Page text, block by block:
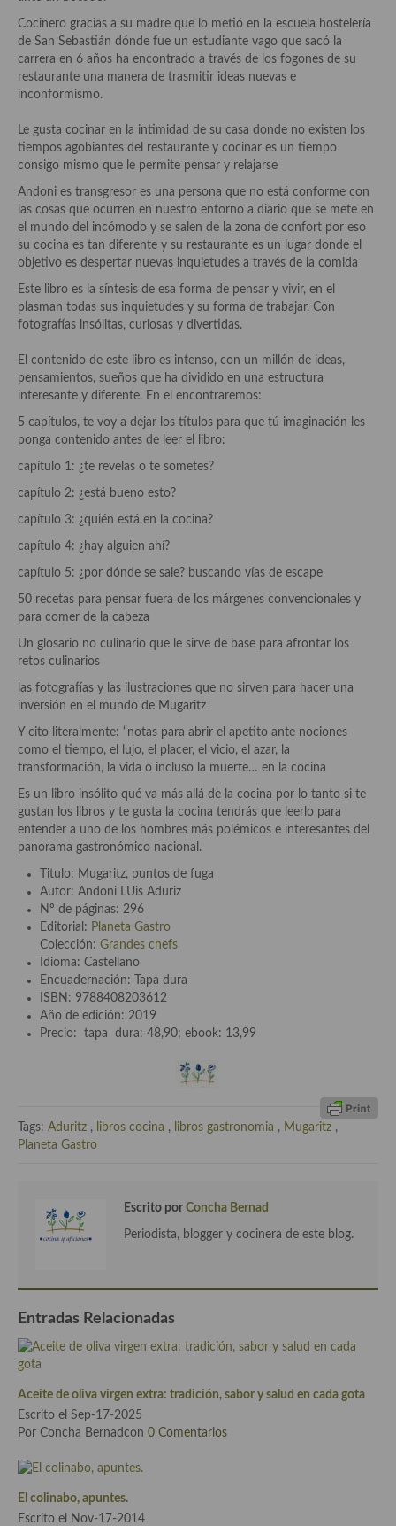
Protocolo y buenas maneras.
Ocio – restaurantes, bares, tabernas
Viajes eno-gastro-turísticos
En El Candelero
Las opiniones de la «Cocinera»
Prensa
Recetas
Airfryer recetas
aditivos
Especias, mezclas de especias
Hierbas aromáticas
Aceites
Sales y polvos
Salsas y mojos
Adobos
Aperitivos
Bebidas
demás
Entrantes y primeros platos
Ensaladas
Entrantes
Gazpachos, salmorejos, sopas y cremas frías
Quínoa
Pasta
Arroces Y fideuás
Legumbres y cereales
Masas elaboradas con harina, pizzas, quiches y demás
Carne
Postres con frutas
Salazones y encurtidos
Recetas maridadas con los mejores AOVES
Cocinero gracias a su madre que lo metió en la escuela hostelería
de San Sebastián dónde fue un estudiante vago que sacó la
carrera en 6 años ha encontrado a través de los fogones de su
restaurante una manera de trasmitir ideas nuevas e
inconformismo.
Le gusta cocinar en la intimidad de su casa donde no existen los
tiempos agobiantes del restaurante y cocinar es un tiempo
consigo mismo que le permite pensar y relajarse
Andoni es transgresor es una persona que no está conforme con
las cosas que ocurren en nuestro entorno a diario que se mete en
el mundo del incómodo y se salen de la zona de confort por eso
su cocina es tan diferente y su restaurante es un lugar donde el
objetivo es despertar nuevas inquietudes a través de la comida
Este libro es la síntesis de esa forma de pensar y vivir, en el
plasman todas sus inquietudes y su forma de trabajar. Con
fotografías insólitas, curiosas y divertidas.
El contenido de este libro es intenso, con un millón de ideas,
pensamientos, sueños que ha dividido en una estructura
interesante y diferente. En el encontraremos:
5 capítulos, te voy a dejar los títulos para que tú imaginación les
ponga contenido antes de leer el libro:
capítulo 1: ¿te revelas o te sometes?
capítulo 2: ¿está bueno esto?
capítulo 3: ¿quién está en la cocina?
capítulo 4: ¿hay alguien ahí?
capítulo 5: ¿por dónde se sale? buscando vías de escape
50 recetas para pensar fuera de los márgenes convencionales y
para comer de la cabeza
Un glosario no culinario que le sirve de base para afrontar los
retos culinarios
las fotografías y las ilustraciones que no sirven para hacer una
inversión en el mundo de Mugaritz
Y cito literalmente: “notas para abrir el apetito ante nociones
como el tiempo, el lujo, el placer, el vicio, el azar, la
transformación, la vida o incluso la muerte… en la cocina
Es un libro insólito qué va más allá de la cocina por lo tanto si te
gustan los libros y te gusta la cocina tendrás que leerlo para
entender a uno de los hombres más polémicos e interesantes del
panorama gastronómico nacional.
Titulo: Mugaritz, puntos de fuga
Autor: Andoni LUis Aduriz
Nº de páginas: 296
Editorial: Planeta Gastro
Colección: Grandes chefs
Idioma: Castellano
Encuadernación:
Tapa dura
ISBN: 9788408203612
Año de edición: 2019
Precio: tapa dura: 48,90; ebook: 13,99
Tags: Aduritz , libros cocina , libros gastronomia , Mugaritz ,
Planeta Gastro
Escrito por Concha Bernad
Periodista, blogger y cocinera de este blog.
Entradas Relacionadas
Aceite de oliva virgen extra: tradición, sabor y salud en cada gota
Escrito el Sep-17-2025
Por Concha Bernadcon 0 Comentarios
El colinabo, apuntes.
Escrito el Nov-17-2014